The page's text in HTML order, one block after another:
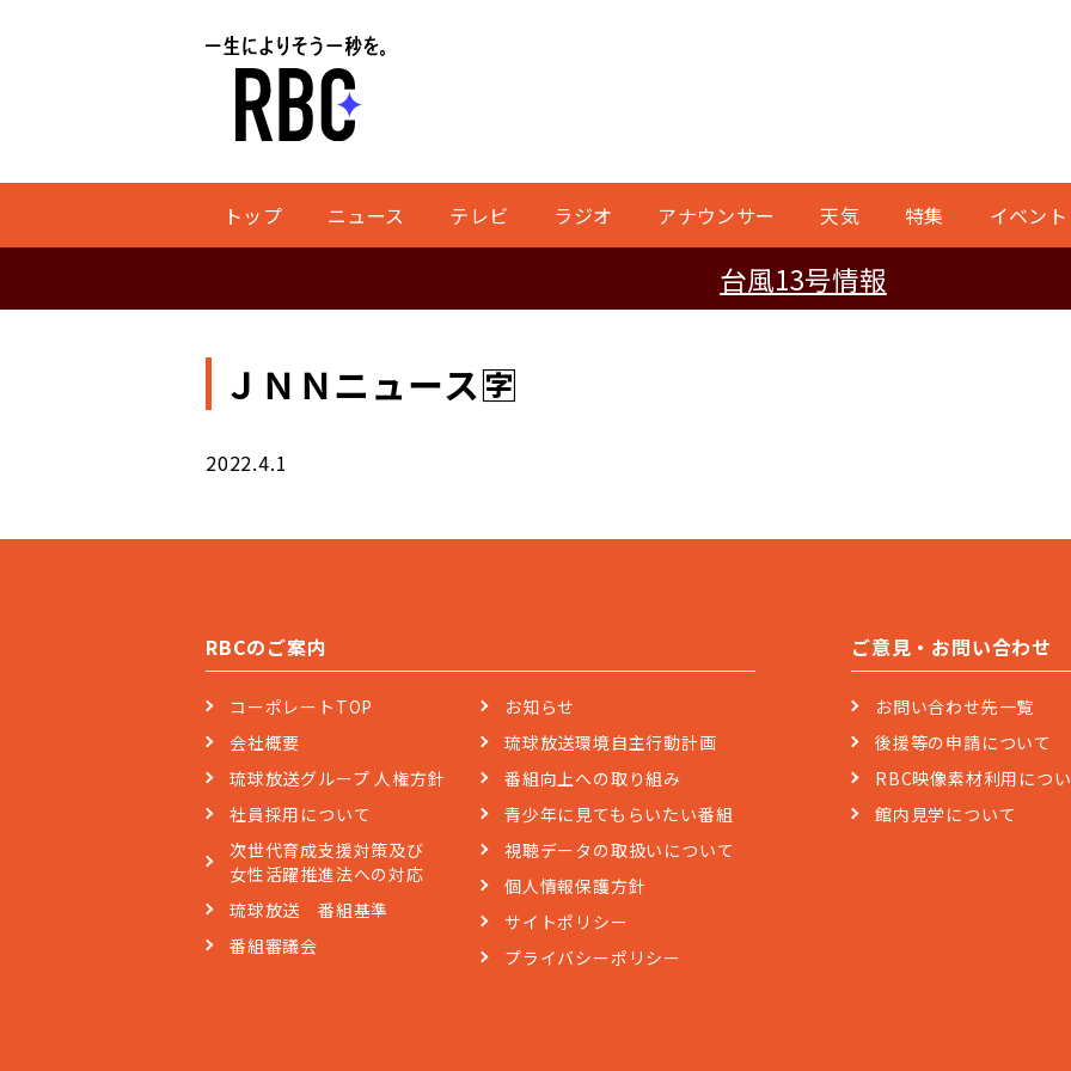
トップ ニュース テレビ ラジオ アナウンサー 天気 特集 イベント
台風13号情報
ＪＮＮニュース🈑
2022.4.1
RBCのご案内
コーポレートTOP
会社概要
琉球放送グループ 人権方針
社員採用について
次世代育成支援対策及び
女性活躍推進法への対応
琉球放送 番組基準
番組審議会
お知らせ
琉球放送環境自主行動計画
番組向上への取り組み
青少年に見てもらいたい番組
視聴データの取扱いについて
個人情報保護方針
サイトポリシー
プライバシーポリシー
ご意見・お問い合わせ
お問い合わせ先一覧
後援等の申請について
RBC映像素材利用につ
館内見学について